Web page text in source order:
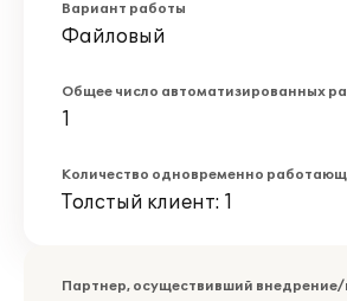
Вариант работы
Файловый
Общее число автоматизированных
1
Количество одновременно
Толстый клиент: 1
Партнер, осуществивший внедрение/